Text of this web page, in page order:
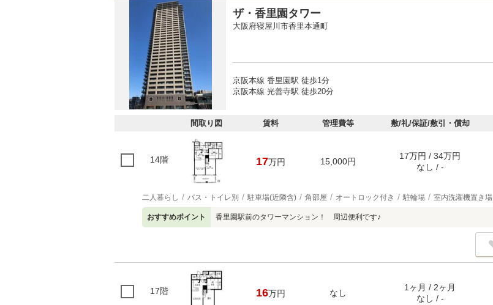
ザ・香里園タワー
大阪府寝屋川市香里本通町
京阪本線 香里園駅 徒歩1分
京阪本線 光善寺駅 徒歩20分
間取り図 賃料 管理費等 敷/礼/保証/敷引・償却
14階 17万円 15,000円
17万円 / 34万円
なし / -
二人暮らし バス・トイレ別 駐車場(近隣含) 角部屋 オートロック付き 駐輪場 室内洗濯機置き場
おすすめポイント 香里園駅前のタワーマンション！ 周辺便利です♪
17階 16万円 なし
1ヶ月 / 2ヶ月
なし / -